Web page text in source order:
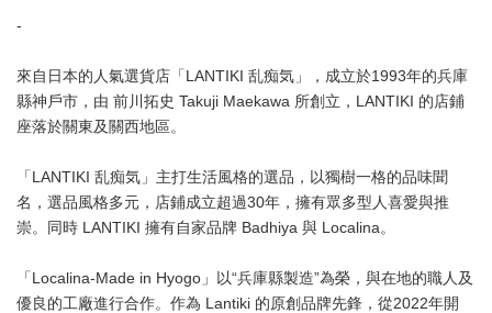
-
來自日本的人氣選貨店「LANTIKI 乱痴気」，成立於1993年的兵庫
縣神戶市，由 前川拓史 Takuji Maekawa 所創立，LANTIKI 的店鋪
座落於關東及關西地區。
「LANTIKI 乱痴気」主打生活風格的選品，以獨樹一格的品味聞
名，選品風格多元，店鋪成立超過30年，擁有眾多型人喜愛與推
崇。同時 LANTIKI 擁有自家品牌 Badhiya 與 Localina。
「Localina-Made in Hyogo」以“兵庫縣製造”為榮，與在地的職人及
優良的工廠進行合作。作為 Lantiki 的原創品牌先鋒，從2022年開